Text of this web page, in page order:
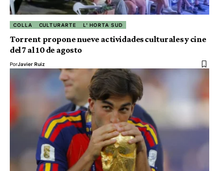
COLLA CULTURARTE L' HORTA SUD
Torrent propone nueve actividades culturales y cine
del 7 al 10 de agosto
PorJavier Ruiz